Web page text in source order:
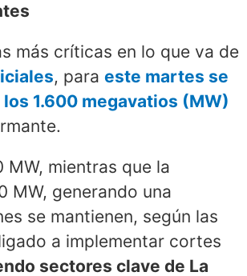
más críticas en lo que va de
, para este martes se
1.600 megavatios (MW)
mientras que la
MW, generando una
se mantienen, según las
a implementar cortes
sectores clave de La